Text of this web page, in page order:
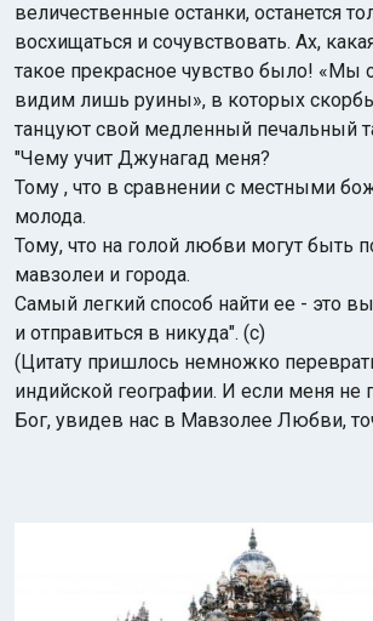
величественные останки, останется
восхищаться и сочувствовать. Ах,
такое прекрасное чувство было! «Мы
видим лишь руины», в которых скорбь
танцуют свой медленный печальный
"Чему учит Джунагад меня?
Тому , что в сравнении с местными
молода.
Тому, что на голой любви могут быть
мавзолеи и города.
Самый легкий способ найти ее - это
и отправиться в никуда". (c)
(Цитату пришлось немножко
индийской географии. И если меня не
Бог, увидев нас в Мавзолее Любви,